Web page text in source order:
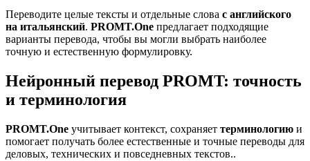
Переводите целые тексты и отдельные слова с английского
на итальянский. PROMT.One предлагает подходящие
варианты перевода, чтобы вы могли выбрать наиболее
точную и естественную формулировку.
Нейронный перевод PROMT: точность
и терминология
PROMT.One учитывает контекст, сохраняет терминологию и
помогает получать более естественные и точные переводы для
деловых, технических и повседневных текстов..